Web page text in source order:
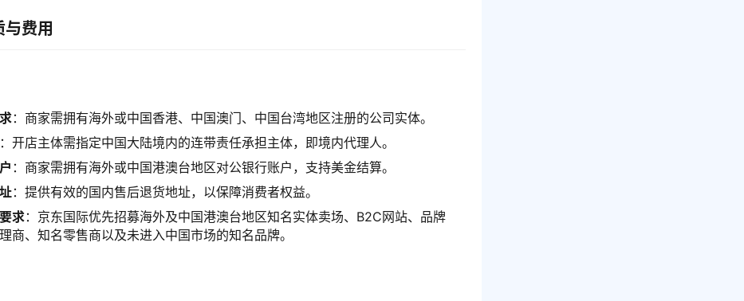
费用
：商家需拥有海外或中国香港、中国澳门、中国台湾地区注册的公司实体。
：开店主体需指定中国大陆境内的连带责任承担主体，即境内代理人。
：商家需拥有海外或中国港澳台地区对公银行账户，支持美金结算。
：提供有效的国内售后退货地址，以保障消费者权益。
求：京东国际优先招募海外及中国港澳台地区知名实体卖场、B2C网站、品牌
商、知名零售商以及未进入中国市场的知名品牌。